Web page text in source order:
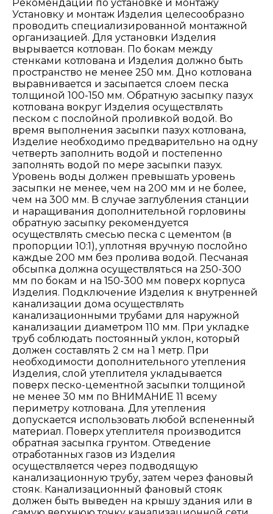
Рекомендации по установке и монтажу
Установку и монтаж Изделия целесообразно
проводить специализированной монтажной
организацией. Для установки Изделия
вырывается котлован. По бокам между
стенками котлована и Изделия должно быть
пространство не менее 250 мм. Дно котлована
выравнивается и засыпается слоем песка
толщиной 100-150 мм. Обратную засыпку пазух
котлована вокруг Изделия осуществлять
песком с послойной проливкой водой. Во
время выполнения засыпки пазух котлована,
Изделие необходимо предварительно на одну
четверть заполнить водой и постепенно
заполнять водой по мере засыпки пазух.
Уровень воды должен превышать уровень
засыпки не менее, чем на 200 мм и не более,
чем на 300 мм. В случае заглубления станции
и наращивания дополнительной горловины
обратную засыпку рекомендуется
осуществлять смесью песка с цементом (в
пропорции 10:1), уплотняя вручную послойно
каждые 200 мм без пролива водой. Песчаная
обсыпка должна осуществляться на 250-300
мм по бокам и на 150-300 мм поверх корпуса
Изделия. Подключение Изделия к внутренней
канализации дома осуществлять
канализационными трубами для наружной
канализации диаметром 110 мм. При укладке
труб соблюдать постоянный уклон, который
должен составлять 2 см на 1 метр. При
необходимости дополнительного утепления
Изделия, слой утеплителя укладывается
поверх песко-цементной засыпки толщиной
не менее 30 мм по ВНИМАНИЕ 11 всему
периметру котлована. Для утепления
допускается использовать любой вспененный
материал. Поверх утеплителя производится
обратная засыпка грунтом. Отведение
отработанных газов из Изделия
осуществляется через подводящую
канализационную трубу, затем через фановый
стояк. Канализационный фановый стояк
должен быть выведен на крышу здания или в